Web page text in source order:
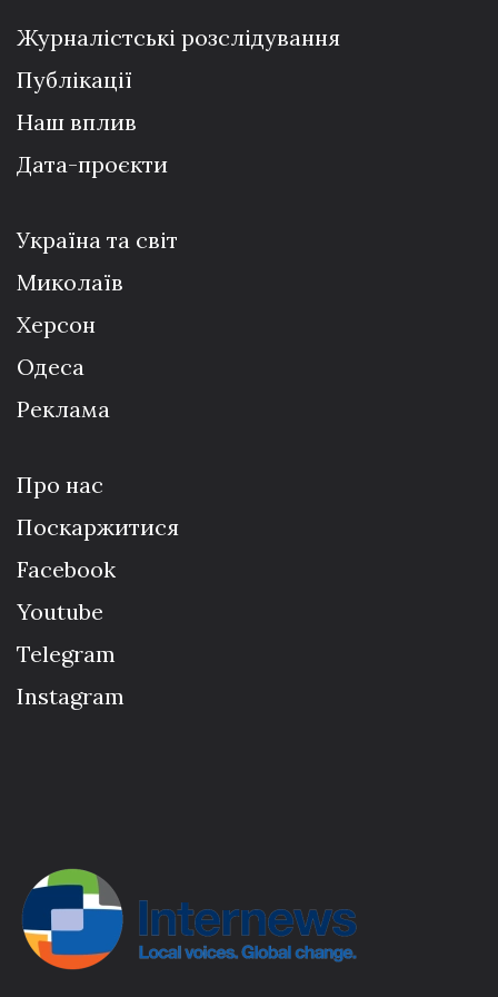
Журналістські розслідування
Публікації
Наш вплив
Дата-проєкти
Україна та світ
Миколаїв
Херсон
Одеса
Реклама
Про нас
Поскаржитися
Facebook
Youtube
Telegram
Instagram